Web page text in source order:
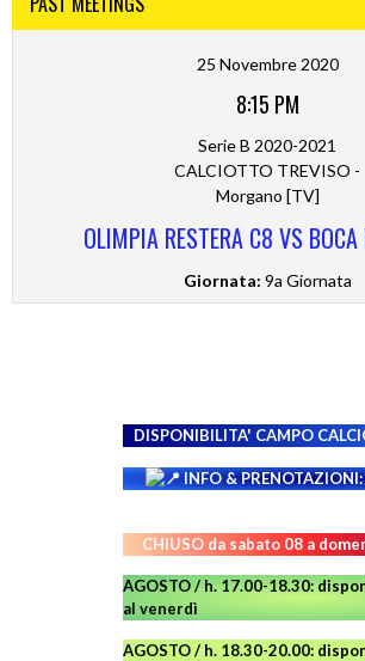
25 Novembre 2020
8:15 PM
Serie B 2020-2021
CALCIOTTO TREVISO -
Morgano [TV]
OLIMPIA RESTERA C8 VS BOCA
Giornata: 9a Giornata
DISPONIBILITA' CAMPO
INFO &
CHIUSO da sabato 08 a
AGOSTO / h. 17.00-18.30:
al venerdì
AGOSTO/ h. 18.30-20.00: